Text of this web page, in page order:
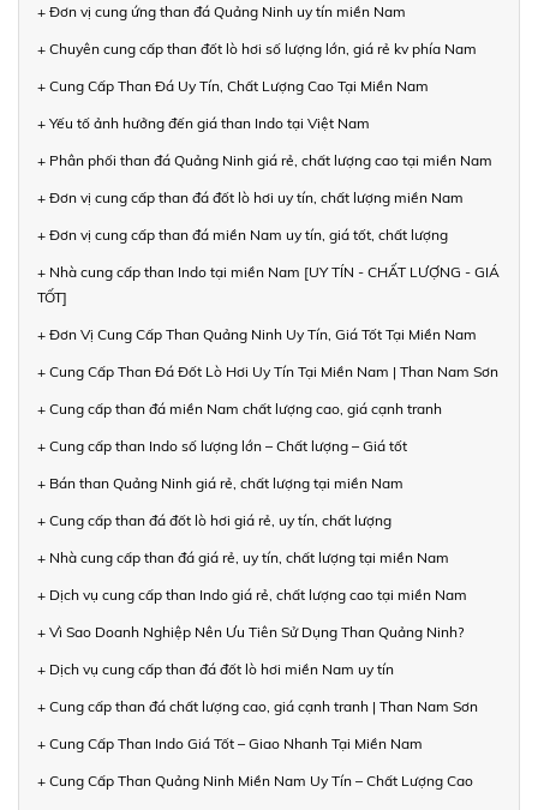
+ Đơn vị cung ứng than đá Quảng Ninh uy tín miền Nam
+ Chuyên cung cấp than đốt lò hơi số lượng lớn, giá rẻ kv phía Nam
+ Cung Cấp Than Đá Uy Tín, Chất Lượng Cao Tại Miền Nam
+ Yếu tố ảnh hưởng đến giá than Indo tại Việt Nam
+ Phân phối than đá Quảng Ninh giá rẻ, chất lượng cao tại miền Nam
+ Đơn vị cung cấp than đá đốt lò hơi uy tín, chất lượng miền Nam
+ Đơn vị cung cấp than đá miền Nam uy tín, giá tốt, chất lượng
+ Nhà cung cấp than Indo tại miền Nam [UY TÍN - CHẤT LƯỢNG - GIÁ
TỐT]
+ Đơn Vị Cung Cấp Than Quảng Ninh Uy Tín, Giá Tốt Tại Miền Nam
+ Cung Cấp Than Đá Đốt Lò Hơi Uy Tín Tại Miền Nam | Than Nam Sơn
+ Cung cấp than đá miền Nam chất lượng cao, giá cạnh tranh
+ Cung cấp than Indo số lượng lớn – Chất lượng – Giá tốt
+ Bán than Quảng Ninh giá rẻ, chất lượng tại miền Nam
+ Cung cấp than đá đốt lò hơi giá rẻ, uy tín, chất lượng
+ Nhà cung cấp than đá giá rẻ, uy tín, chất lượng tại miền Nam
+ Dịch vụ cung cấp than Indo giá rẻ, chất lượng cao tại miền Nam
+ Vì Sao Doanh Nghiệp Nên Ưu Tiên Sử Dụng Than Quảng Ninh?
+ Dịch vụ cung cấp than đá đốt lò hơi miền Nam uy tín
+ Cung cấp than đá chất lượng cao, giá cạnh tranh | Than Nam Sơn
+ Cung Cấp Than Indo Giá Tốt – Giao Nhanh Tại Miền Nam
+ Cung Cấp Than Quảng Ninh Miền Nam Uy Tín – Chất Lượng Cao